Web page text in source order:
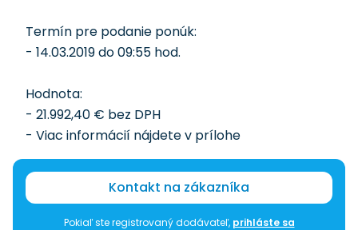
Termín pre podanie ponúk:
- 14.03.2019 do 09:55 hod.
Hodnota:
- 21.992,40 € bez DPH
- Viac informácií nájdete v prílohe
Kontakt na zákazníka
Pokiaľ ste registrovaný dodávateľ, prihláste sa